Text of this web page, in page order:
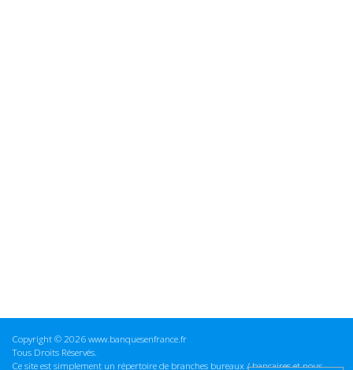
Copyright © 2026 www.banquesenfrance.fr
Tous Droits Réservés.
Ce site est simplement un répertoire de branches bureaux / bancaires et nous